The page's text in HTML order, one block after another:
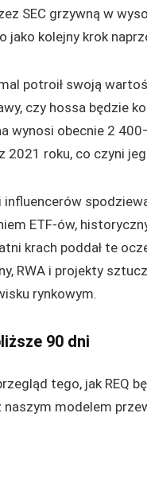
SEC grzywną w
jako kolejny krok
potroił swoją
czy hossa będzie
wynosi obecnie 2
roku, co czyni
ETF-ów,
krach poddał te
RWA i projekty
rynkowym.
90 dni
tego, jak REQ
modelem